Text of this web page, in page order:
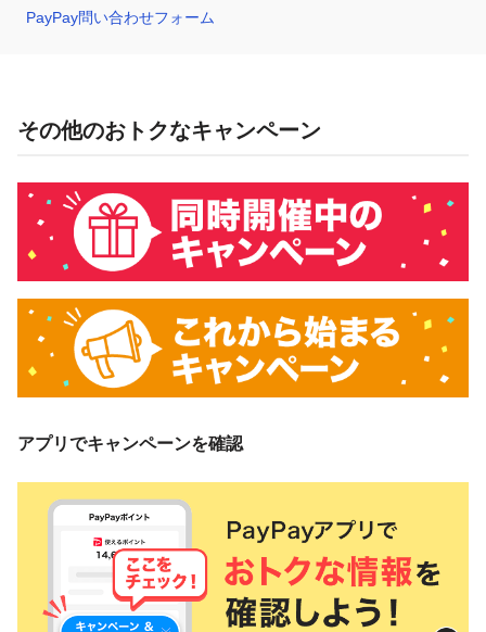
PayPay問い合わせフォーム
その他のおトクなキャンペーン
アプリでキャンペーンを確認